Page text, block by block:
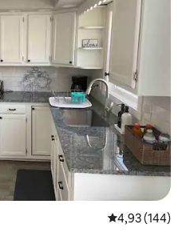
Évaluation
4,93 (144)